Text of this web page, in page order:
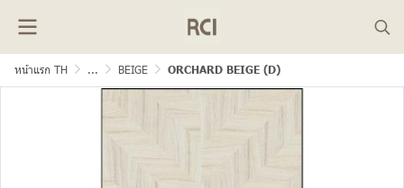
หน้าแรก TH ... BEIGE ORCHARD BEIGE (D)